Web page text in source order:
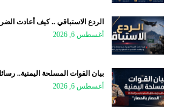
الردع الاستباقي .. كيف أعادت
أغسطس 6, 2026
بيان القوات المسلحة اليمنية..
أغسطس 6, 2026